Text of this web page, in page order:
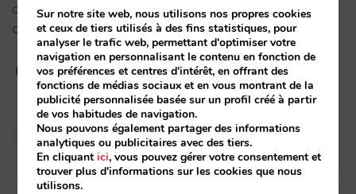
différentes propositions pour trouver celle qui
convient le mieux à votre hôtel et qui est…
1
Pablo Delgado
15/12/2020
Sur notre site web, nous utilisons nos propres cookies
et ceux de tiers utilisés à des fins statistiques, pour
analyser le trafic web, permettant d'optimiser votre
navigation en personnalisant le contenu en fonction de
vos préférences et centres d'intérêt, en offrant des
fonctions de médias sociaux et en vous montrant de la
publicité personnalisée basée sur un profil créé à partir
de vos habitudes de navigation.
Nous pouvons également partager des informations
analytiques ou publicitaires avec des tiers.
En cliquantici, vous pouvez gérer votre consentement et
trouver plus d'informations sur les cookies que nous
utilisons.